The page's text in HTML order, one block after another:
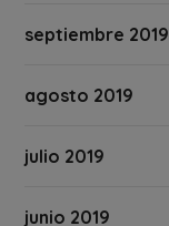
septiembre 2019
agosto 2019
julio 2019
junio 2019